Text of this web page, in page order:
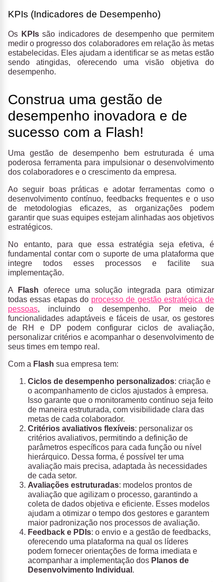
KPIs (Indicadores de Desempenho)
Os KPIssão indicadores de desempenho que permitem
medir o progresso dos colaboradores em relação às metas
estabelecidas. Eles ajudam a identificar se as metas estão
sendo atingidas, oferecendo uma visão objetiva do
desempenho.
Construa uma gestão de
desempenho inovadora e de
sucesso com a Flash!
Uma gestão de desempenho bem estruturada é uma
poderosa ferramenta para impulsionar o desenvolvimento
dos colaboradores e o crescimento da empresa.
Ao seguir boas práticas e adotar ferramentas como o
desenvolvimento contínuo, feedbacks frequentes e o uso
de metodologias eficazes, as organizações podem
garantir que suas equipes estejam alinhadas aos objetivos
estratégicos.
No entanto, para que essa estratégia seja efetiva, é
fundamental contar com o suporte de uma plataforma que
integre todos esses processos e facilite sua
implementação.
A Flash oferece uma solução integrada para otimizar
todas essas etapas do processo de gestão estratégica de
pessoas, incluindo o desempenho.
Por meio de
funcionalidades adaptáveis e fáceis de usar, os gestores
de RH e DP podem configurar ciclos de avaliação,
personalizar critérios e acompanhar o desenvolvimento de
seus times em tempo real.
Com a Flash sua empresa tem:
Ciclos de desempenho personalizados: criação e
o acompanhamento de ciclos ajustados à empresa.
Isso garante que o monitoramento contínuo seja feito
de maneira estruturada, com visibilidade clara das
metas de cada colaborador.
Critérios avaliativos flexíveis: personalizar os
critérios avaliativos, permitindo a definição de
parâmetros específicos para cada função ou nível
hierárquico. Dessa forma, é possível ter uma
avaliação mais precisa, adaptada às necessidades
de cada setor.
Avaliações estruturadas: modelos prontos de
avaliação que agilizam o processo, garantindo a
coleta de dados objetiva e eficiente. Esses modelos
ajudam a otimizar o tempo dos gestores e garantem
maior padronização nos processos de avaliação.
Feedback e PDIs: o envio e a gestão de feedbacks,
oferecendo uma plataforma na qual os líderes
podem fornecer orientações de forma imediata e
acompanhar a implementação dos Planos de
Desenvolvimento Individual .